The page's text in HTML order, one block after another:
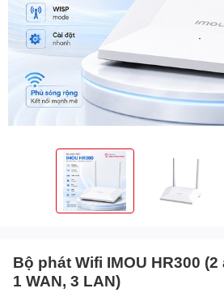
Bộ phát Wifi IMOU HR300
1 WAN, 3 LAN)